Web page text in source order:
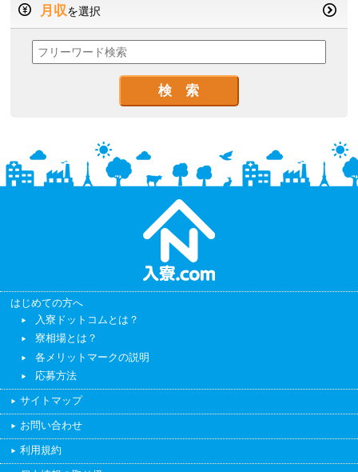
月収を選択
はじめての方へ
入寮ドットコムとは？
寮相場とは？
各メリットマークの説明
応募方法
サイトマップ
お問い合わせ
利用規約